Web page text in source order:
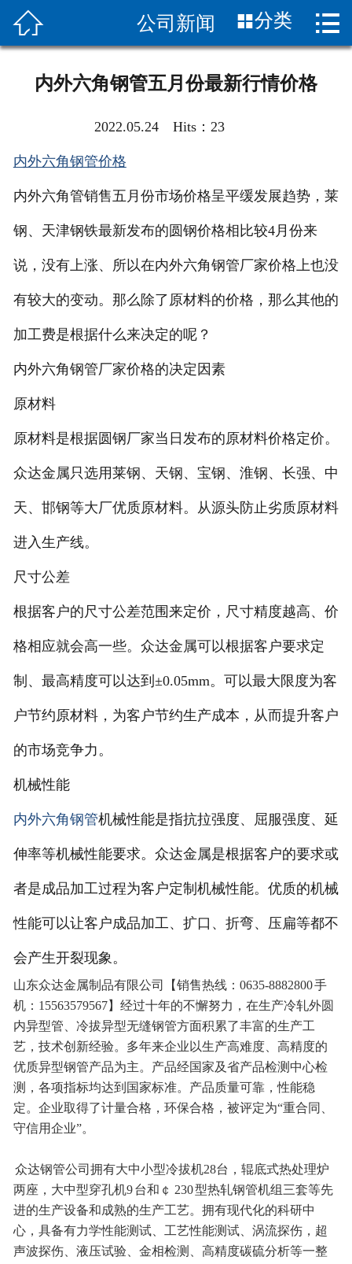
 首页
应用案列
客户评价
 公司新闻 分类 
内外六角钢管五月份最新行情价格
2022.05.24 Hits：23
内外六角钢管价格
内外六角管销售五月份市场价格呈平缓发展趋势，莱
钢、天津钢铁最新发布的圆钢价格相比较4月份来
说，没有上涨、所以在内外六角钢管厂家价格上也没
有较大的变动。那么除了原材料的价格，那么其他的
加工费是根据什么来决定的呢？
内外六角钢管厂家价格的决定因素
原材料
原材料是根据圆钢厂家当日发布的原材料价格定价。
众达金属只选用莱钢、天钢、宝钢、淮钢、长强、中
天、邯钢等大厂优质原材料。从源头防止劣质原材料
进入生产线。
尺寸公差
根据客户的尺寸公差范围来定价，尺寸精度越高、价
格相应就会高一些。众达金属可以根据客户要求定
制、最高精度可以达到±0.05mm。可以最大限度为客
户节约原材料，为客户节约生产成本，从而提升客户
的市场竞争力。
机械性能
内外六角钢管机械性能是指抗拉强度、屈服强度、延
伸率等机械性能要求。众达金属是根据客户的要求或
者是成品加工过程为客户定制机械性能。优质的机械
性能可以让客户成品加工、扩口、折弯、压扁等都不
会产生开裂现象。
山东众达金属制品有限公司【销售热线：0635-8882800 手
机：15563579567】经过十年的不懈努力，在生产冷轧外圆
内异型管、冷拔异型无缝钢管方面积累了丰富的生产工
艺，技术创新经验。多年来企业以生产高难度、高精度的
优质异型钢管产品为主。产品经国家及省产品检测中心检
测，各项指标均达到国家标准。产品质量可靠，性能稳
定。企业取得了计量合格，环保合格，被评定为“重合同、
守信用企业”。
众达钢管公司拥有大中小型冷拔机28台，辊底式热处理炉
两座，大中型穿孔机9 台和￠ 230 型热轧钢管机组三套等先
进的生产设备和成熟的生产工艺。拥有现代化的科研中
心，具备有力学性能测试、工艺性能测试、涡流探伤，超
声波探伤、液压试验、金相检测、高精度碳硫分析等一整